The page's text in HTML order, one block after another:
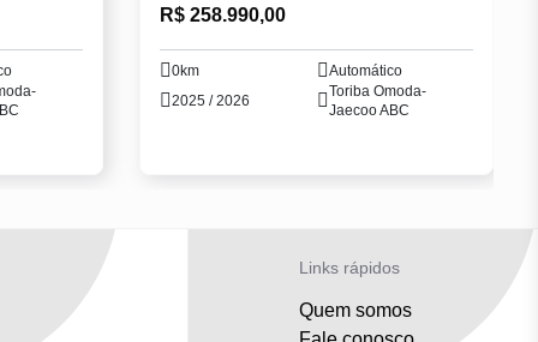
R$ 258.990,00
0km
Automático
2025 / 2026
Toriba Omoda-
Jaecoo ABC
Links rápidos
Quem somos